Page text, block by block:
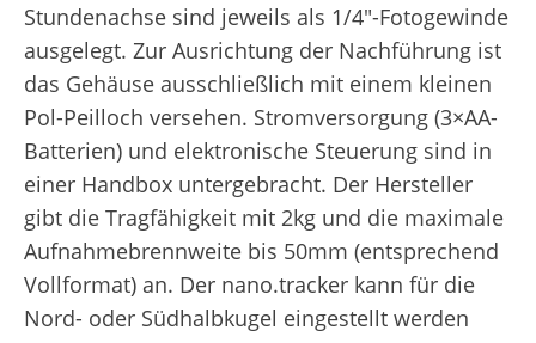
Stundenachse sind jeweils als 1/4″-Fotogewinde
ausgelegt. Zur Ausrichtung der Nachführung ist
das Gehäuse ausschließlich mit einem kleinen
Pol-Peilloch versehen. Stromversorgung (3×AA-
Batterien) und elektronische Steuerung sind in
einer Handbox untergebracht. Der Hersteller
gibt die Tragfähigkeit mit 2kg und die maximale
Aufnahmebrennweite bis 50mm (entsprechend
Vollformat) an. Der nano.tracker kann für die
Nord- oder Südhalbkugel eingestellt werden